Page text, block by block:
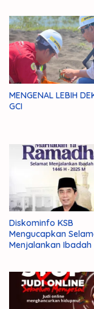
MENGENAL LEBIH
GCI
Diskominfo KSB
Mengucapkan
Menjalankan Ibadah